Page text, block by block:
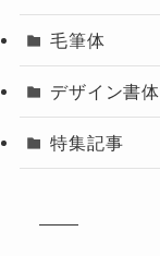
毛筆体
デザイン書体
特集記事